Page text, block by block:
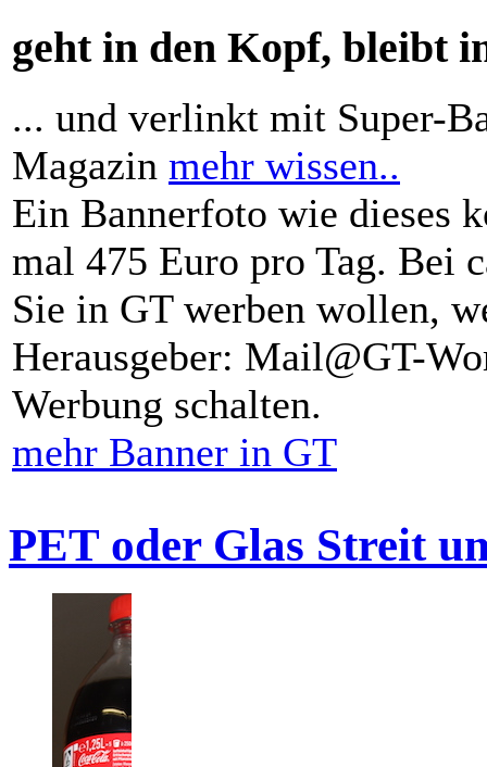
geht in den Kopf, bleibt
... und verlinkt mit Super-
Magazin mehr wissen..
Ein Bannerfoto wie dieses
mal 475 Euro pro Tag. Bei
Sie in GT werben wollen,
Herausgeber: Mail@GT-
Werbung schalten.
mehr Banner in GT
PET oder Glas Streit